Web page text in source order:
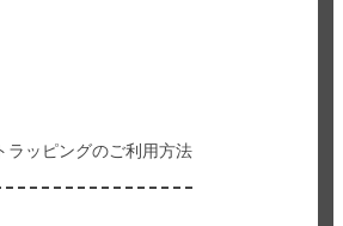
ラッピングのご利用方法